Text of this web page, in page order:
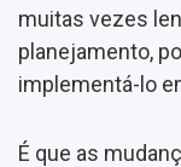
muitas vezes
planejamento,
implementá-lo
É que as